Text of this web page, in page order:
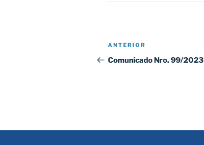
Navegación
de
Entrada
anterior:
ANTERIOR
Comunicado Nro. 99/2023